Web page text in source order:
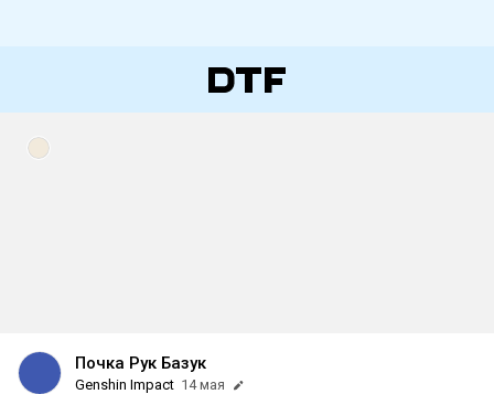
Почка Рук Базук
Genshin Impact 14 мая